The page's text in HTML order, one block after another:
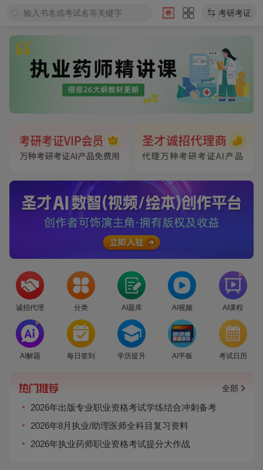
输入书名或考试名等关键字 考研考证
诚招代理 分类 AI题库 AI视频
爆
AI课程
爆
AI解题 每日签到 学历提升 AI平板 考试日历
全部
2026年出版专业职业资格考试学练结合冲刺备考
2026年8月执业/助理医师全科目复习资料
2026年执业药师职业资格考试提分大作战